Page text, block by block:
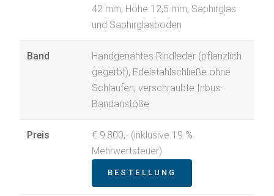
42 mm, Höhe 12,5 mm, Saphirglas
und Saphirglasboden
Band
Handgenähtes Rindleder (pflanzlich
gegerbt), Edelstahlschließe ohne
Schlaufen, verschraubte Inbus-
Bandanstöße
Preis
€ 9.800,- (inklusive 19 %
Mehrwertsteuer)
BESTELLUNG